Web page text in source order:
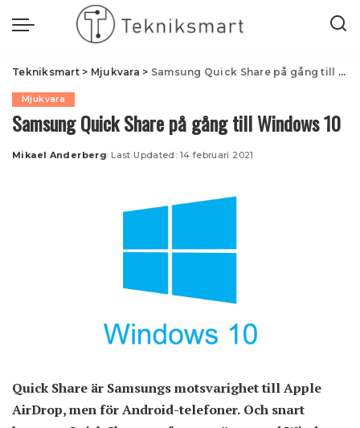
Tekniksmart> Mjukvara > Samsung Quick Share på gång till Windows 10
Mjukvara
Samsung Quick Share på gång till Windows 10
Posted
Mikael Anderberg Last Updated: 14 februari 2021
Quick Share är Samsungs motsvarighet till Apple
AirDrop, men för Android-telefoner. Och snart